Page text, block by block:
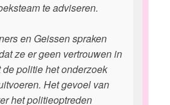
te adviseren.
en Geissen spraken
ze er geen vertrouwen in
politie het onderzoek
Het gevoel van
het politieoptreden